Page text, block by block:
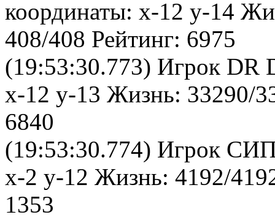
координаты: x-12 y-14
408/408 Рейтинг: 6975
(19:53:30.773) Игрок DR
x-12 y-13 Жизнь: 33290/
6840
(19:53:30.774) Игрок
x-2 y-12 Жизнь: 4192/
1353